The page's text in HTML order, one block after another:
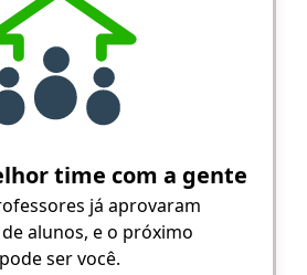
time com a gente
já aprovaram
alunos, e o próximo
pode ser você.